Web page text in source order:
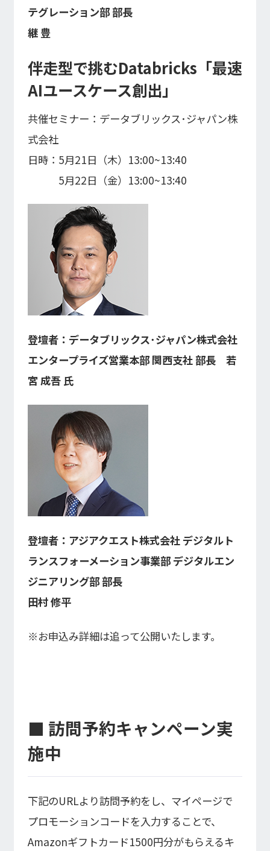
テグレーション部 部長
継 豊
伴走型で挑むDatabricks「最速
AIユースケース創出」
共催セミナー：データブリックス･ジャパン株
式会社
日時：5月21日（木）13:00~13:40
5月22日（金）13:00~13:40
登壇者：データブリックス･ジャパン株式会社
エンタープライズ営業本部 関西支社 部長 若
宮 成吾 氏
登壇者：アジアクエスト株式会社 デジタルト
ランスフォーメーション事業部 デジタルエン
ジニアリング部 部長
田村 修平
※お申込み詳細は追って公開いたします。
■ 訪問予約キャンペーン実
施中
下記のURLより訪問予約をし、マイページで
プロモーションコードを入力することで、
Amazonギフトカード1500円分がもらえるキ